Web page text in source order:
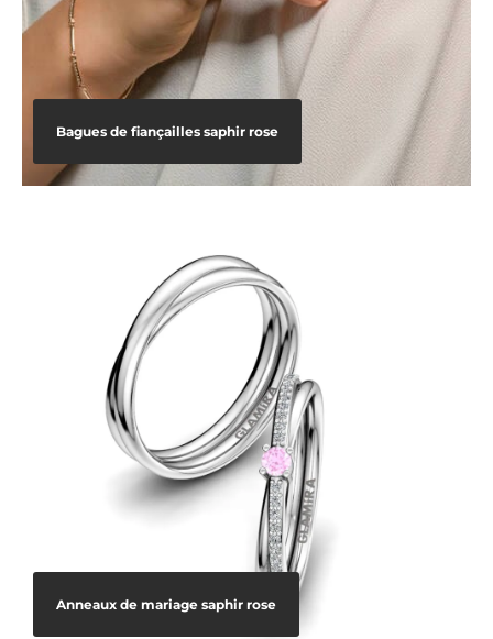
Bagues de fiançailles saphir rose
Anneaux de mariage saphir rose